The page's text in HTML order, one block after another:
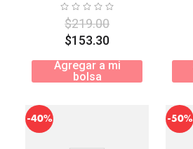
$219.00
$153.30
Agregar a mi
bolsa
-40% -50%